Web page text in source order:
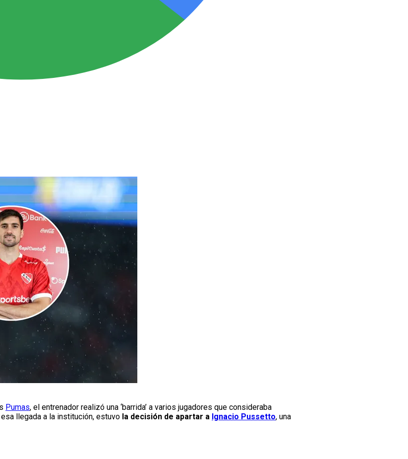
Pumas, el entrenador realizó una ‘barrida’ a varios jugadores que consideraba
llegada a la institución, estuvo la decisión de apartar a Ignacio Pussetto, una